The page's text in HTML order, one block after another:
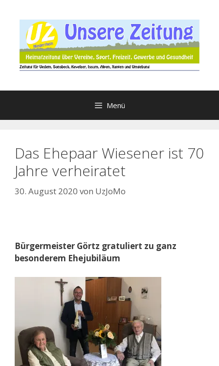
Inhalt
springen
Menü
Das Ehepaar Wiesener ist 70
Jahre verheiratet
30. August 2020 von UzJoMo
Bürgermeister Görtz gratuliert zu ganz
besonderem Ehejubiläum